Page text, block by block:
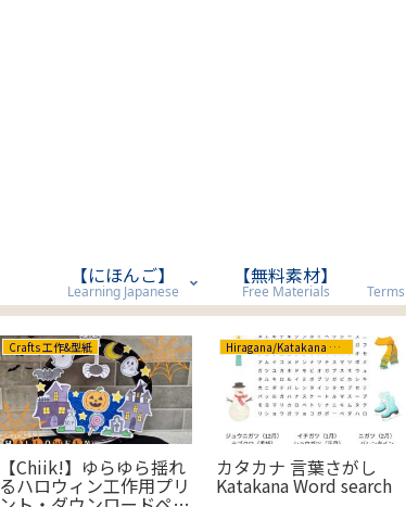
【にほんご】
Learning Japanese
【無料素材】
Free Materials
Crafts 工作&型紙
【Chiik!】ゆらゆら揺れ
るハロウィン工作用プリ
Hiragana/Katakana ひらがな/カタカナ
カタカナ 言葉さがし
Katakana Word search